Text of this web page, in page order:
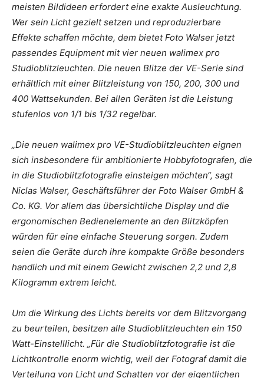
meisten Bildideen erfordert eine exakte Ausleuchtung.
Wer sein Licht gezielt setzen und reproduzierbare
Effekte schaffen möchte, dem bietet Foto Walser jetzt
passendes Equipment mit vier neuen walimex pro
Studioblitzleuchten. Die neuen Blitze der VE-Serie sind
erhältlich mit einer Blitzleistung von 150, 200, 300 und
400 Wattsekunden. Bei allen Geräten ist die Leistung
stufenlos von 1/1 bis 1/32 regelbar.
„Die neuen walimex pro VE-Studioblitzleuchten eignen
sich insbesondere für ambitionierte Hobbyfotografen, die
in die Studioblitzfotografie einsteigen möchten“, sagt
Niclas Walser, Geschäftsführer der Foto Walser GmbH &
Co. KG. Vor allem das übersichtliche Display und die
ergonomischen Bedienelemente an den Blitzköpfen
würden für eine einfache Steuerung sorgen. Zudem
seien die Geräte durch ihre kompakte Größe besonders
handlich und mit einem Gewicht zwischen 2,2 und 2,8
Kilogramm extrem leicht.
Um die Wirkung des Lichts bereits vor dem Blitzvorgang
zu beurteilen, besitzen alle Studioblitzleuchten ein 150
Watt-Einstelllicht. „Für die Studioblitzfotografie ist die
Lichtkontrolle enorm wichtig, weil der Fotograf damit die
Verteilung von Licht und Schatten vor der eigentlichen